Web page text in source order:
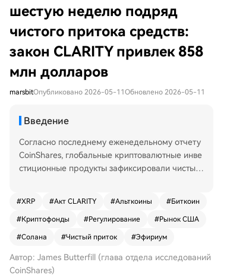
шестую неделю подряд
чистого притока средств:
закон CLARITY привлек 858
млн долларов
marsbitОпубликовано 2026-05-11 Обновлено 2026-05-11
Введение
Согласно последнему еженедельному отчету
CoinShares, глобальные криптовалютные инве
стиционные продукты зафиксировали чистый
й недельный приток с 24 апреля. Основным к
атализатором стал прогресс в законодательст
оложений о доходах от стейблкоинов в рамка
х законопроекта CLARITY, а также возвращени
#XRP #Акт CLARITY #Альткоины #Биткоин
#Криптофонды #Регулирование #Рынок США
#Солана #Чистый приток #Эфириум
Автор: James Butterfill (глава отдела исследований
CoinShares)